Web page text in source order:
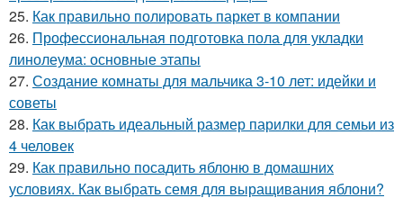
25. Как правильно полировать паркет в компании
26. Профессиональная подготовка пола для укладки
линолеума: основные этапы
27. Создание комнаты для мальчика 3-10 лет: идейки и
советы
28. Как выбрать идеальный размер парилки для семьи из
4 человек
29. Как правильно посадить яблоню в домашних
условиях. Как выбрать семя для выращивания яблони?